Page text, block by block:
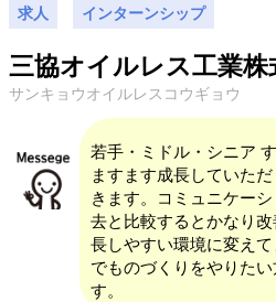
求人 インターンシップ
三協オイルレス工業株
サンキョウオイルレスコウギョウ
若手・ミドル・シニア
ますます成長していた
きます。コミュニケー
去と比較するとかなり
長しやすい環境に変え
でものづくりをやりた
す。